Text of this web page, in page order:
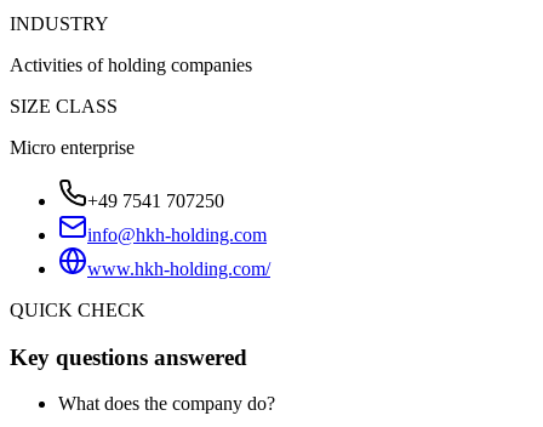
INDUSTRY
Activities of holding companies
SIZE CLASS
Micro enterprise
+49 7541 707250
info@hkh-holding.com
www.hkh-holding.com/
QUICK CHECK
Key questions answered
What does the company do?